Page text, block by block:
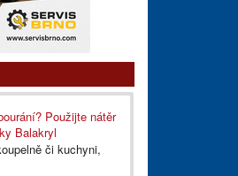
Použijte nátěr
Balakryl
či kuchyni,